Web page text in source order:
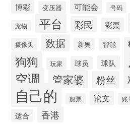
博彩 变压器 可能会 号码
宠物 平台 彩民 彩票
摄像头 数据 新奥 智能
狗狗 玩家 球员 球队
空调 管家婆 粉丝
自己的 船票 论文 账
适合 香港